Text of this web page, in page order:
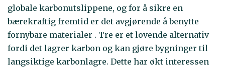
globale karbonutslippene, og for å sikre en
bærekraftig fremtid er det avgjørende å benytte
fornybare materialer . Tre er et lovende alternativ
fordi det lagrer karbon og kan gjøre bygninger til
langsiktige karbonlagre. Dette har økt interessen